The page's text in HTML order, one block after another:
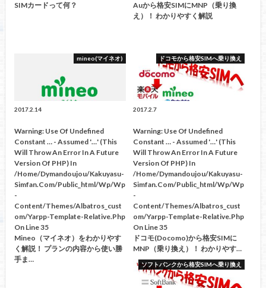
SIMカードって何？
Auから格安SIMにMNP（乗り換
え）！ わかりやすく解説
mineo(マイネオ)
2017.2.14
Warning: Use Of Undefined
Constant … - Assumed '…' (this
Will Throw An Error In A Future
Version Of PHP) In
/home/dymandoujou/kakuyasu-
Simfan.com/public_html/wp/wp
-
Content/themes/albatros_cust
Om/yarpp-Template-Relative.php
On Line35
Mineo（マイネオ）をわかりやす
く解説！ プランの内容から使い勝
手ま…
ドコモから格安SIMへ乗り換え
2017.2.7
Warning: Use Of Undefined
Constant … - Assumed '…' (this
Will Throw An Error In A Future
Version Of PHP) In
/home/dymandoujou/kakuyasu-
Simfan.com/public_html/wp/wp
-
Content/themes/albatros_cust
Om/yarpp-Template-Relative.php
On Line35
ドコモ(docomo)から格安SIMに
MNP（乗り換え）！ わかりやす…
ソフトバンクから格安SIMへ乗り換え